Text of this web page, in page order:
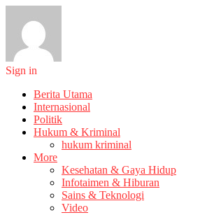
Sign in
Berita Utama
Internasional
Politik
Hukum & Kriminal
hukum kriminal
More
Kesehatan & Gaya Hidup
Infotaimen & Hiburan
Sains & Teknologi
Video